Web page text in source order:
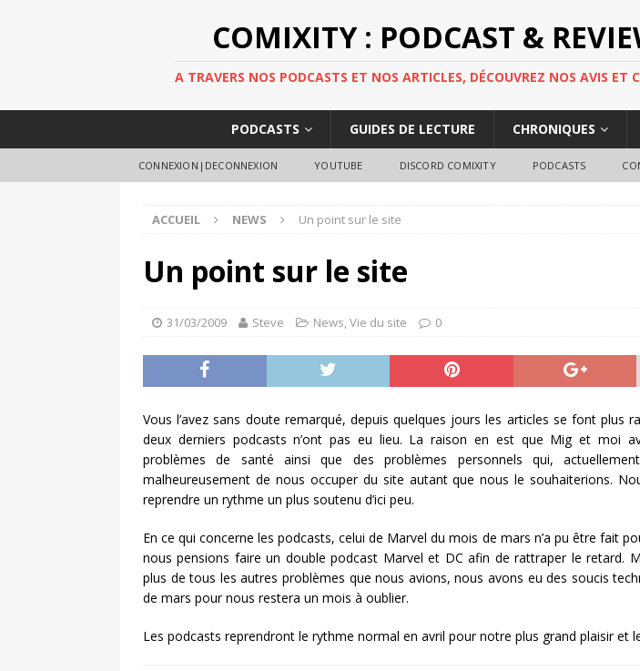
COMIXITY : PODCAST &
A TRAVERS NOS PODCASTS ET NOS ARTICLES, DÉCOUVREZ NOS AVIS ET
PODCASTS GUIDES DE LECTURE CHRONIQUES
CONNEXION|DECONNEXION YOUTUBE DISCORD COMIXITY PODCASTS
ACCUEIL NEWS Un point sur le site
Un point sur le site
31/03/2009 Steve News,Vie du site 0
Vous l’avez sans doute remarqué, depuis quelques jours les articles se font plus
deux derniers podcasts n’ont pas eu lieu. La raison en est que Mig et moi
problèmes de santé ainsi que des problèmes personnels qui,
malheureusement de nous occuper du site autant que nous le souhaiterions.
reprendre un rythme un plus soutenu d’ici peu.
En ce qui concerne les podcasts, celui de Marvel du mois de mars n’a pu être fait
nous pensions faire un double podcast Marvel et DC afin de rattraper le retard.
plus de tous les autres problèmes que nous avions, nous avons eu des soucis
de mars pour nous restera un mois à oublier.
Les podcasts reprendront le rythme normal en avril pour notre plus grand plaisir et